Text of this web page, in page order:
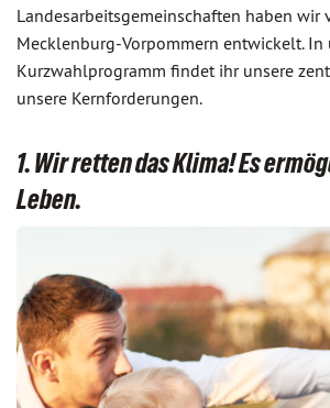
Landesarbeitsgemeinschaften haben wir
Mecklenburg-Vorpommern entwickelt. In
Kurzwahlprogramm findet ihr unsere
unsere Kernforderungen.
1. Wir retten das Klima! Es
Leben.